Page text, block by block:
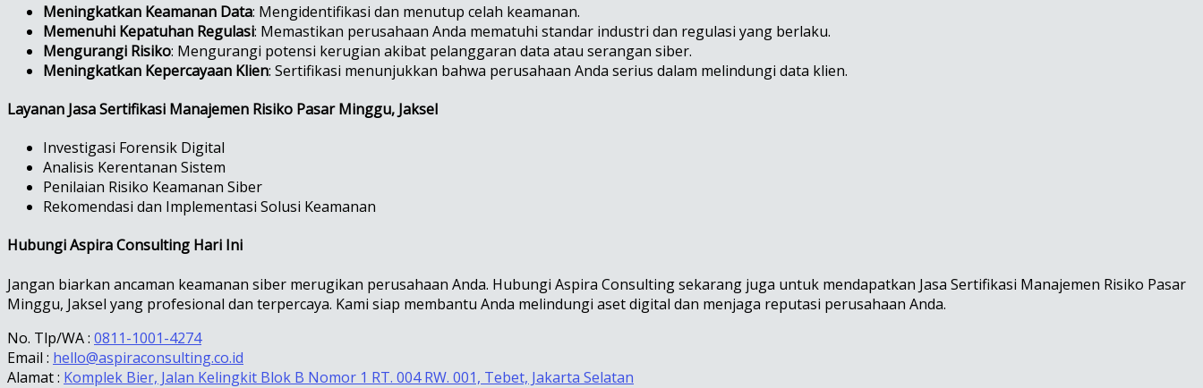
Meningkatkan Keamanan Data: Mengidentifikasi dan menutup celah keamanan.
Memenuhi Kepatuhan Regulasi: Memastikan perusahaan Anda mematuhi standar industri dan regulasi yang berlaku.
Mengurangi Risiko: Mengurangi potensi kerugian akibat pelanggaran data atau serangan siber.
Meningkatkan Kepercayaan Klien: Sertifikasi menunjukkan bahwa perusahaan Anda serius dalam melindungi data klien.
Layanan Jasa Sertifikasi Manajemen Risiko Pasar Minggu, Jaksel
Investigasi Forensik Digital
Analisis Kerentanan Sistem
Penilaian Risiko Keamanan Siber
Rekomendasi dan Implementasi Solusi Keamanan
Hubungi Aspira Consulting Hari Ini
Jangan biarkan ancaman keamanan siber merugikan perusahaan Anda. Hubungi Aspira Consulting sekarang juga untuk mendapatkan Jasa Sertifikasi Manajemen Risiko Pasar
Minggu, Jaksel yang profesional dan terpercaya. Kami siap membantu Anda melindungi aset digital dan menjaga reputasi perusahaan Anda.
No. Tlp/WA : 0811-1001-4274
Email : hello@aspiraconsulting.co.id
Alamat : Komplek Bier, Jalan Kelingkit Blok B Nomor 1 RT. 004 RW. 001, Tebet, Jakarta Selatan